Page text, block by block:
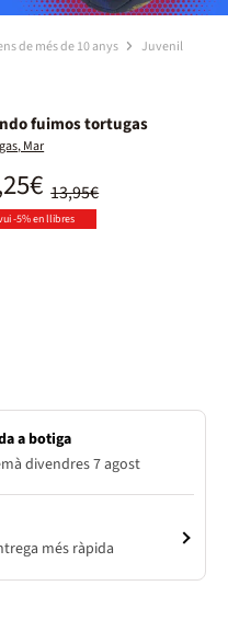
de més de 10 anys Juvenil
fuimos tortugas
Mar
13,95€
-5% en llibres
a botiga
divendres 7 agost
més ràpida